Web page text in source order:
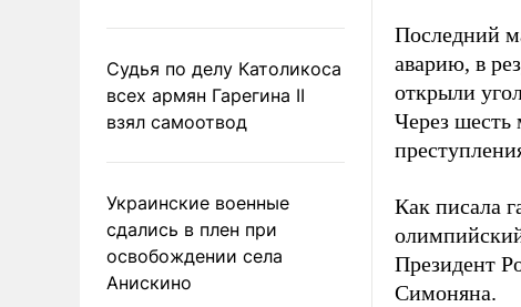
Судья по делу Католикоса
всех армян Гарегина II
взял самоотвод
Украинские военные
сдались в плен при
освобождении села
Анискино
Последний
аварию, в
открыли
Через шесть
Как писала
Президент
Симоняна.